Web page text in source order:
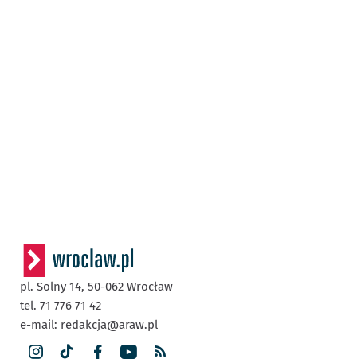
pl. Solny 14, 50-062 Wrocław
tel. 71 776 71 42
e-mail: redakcja@araw.pl